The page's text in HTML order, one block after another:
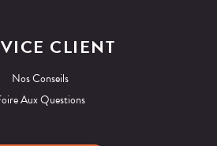
CLIENT
Nos Conseils
Aux Questions